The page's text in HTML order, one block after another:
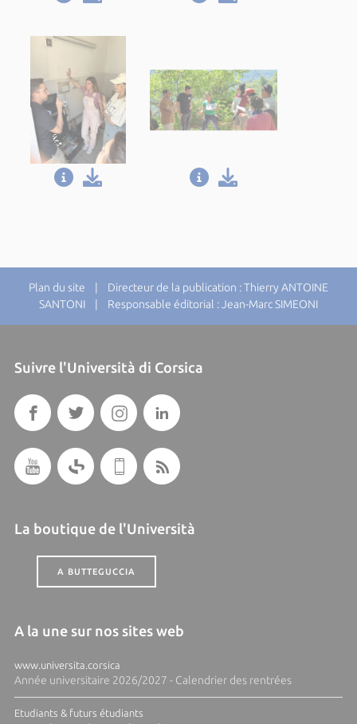
Plan du site | Directeur de la publication : Thierry ANTOINE
SANTONI | Responsable éditorial : Jean-Marc SIMEONI
Suivre l'Università di Corsica
La boutique de l'Università
A BUTTEGUCCIA
A la une sur nos sites web
www.universita.corsica
Année universitaire 2026/2027 - Calendrier des rentrées
Etudiants & futurs étudiants